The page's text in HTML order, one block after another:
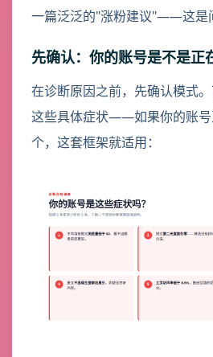
一篇泛泛的"涨粉建议"——这是
先确认：你的账号是不是正
在诊断原因之前，先确认模式
这些具体症状——如果你的账号
个，这套框架就适用：